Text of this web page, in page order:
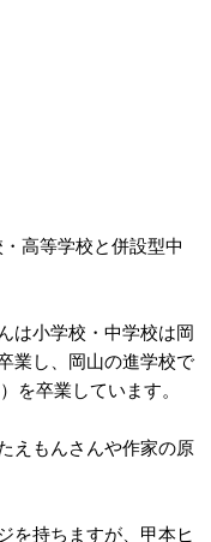
高等学校と併設型中
は小学校・中学校は岡
業し、岡山の進学校で
を卒業しています。
えもんさんや作家の原
を持ちますが、甲本ヒ